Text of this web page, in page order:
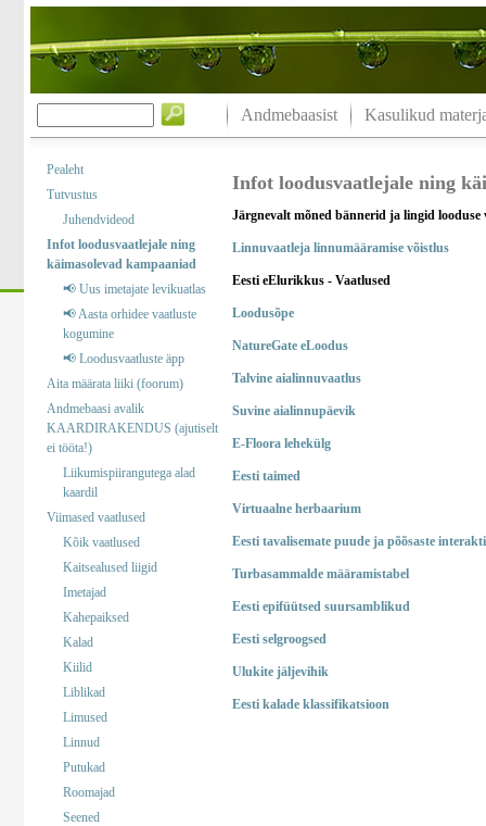
Andmebaasist Kasulikud
Pealeht
Tutvustus
Juhendvideod
Infot loodusvaatlejale ning
käimasolevad kampaaniad
📢 Uus imetajate levikuatlas
📢 Aasta orhidee vaatluste
kogumine
📢 Loodusvaatluste äpp
Aita määrata liiki (foorum)
Andmebaasi avalik
KAARDIRAKENDUS (ajutiselt
ei tööta!)
Liikumispiirangutega alad
kaardil
Viimased vaatlused
Kõik vaatlused
Kaitsealused liigid
Imetajad
Kahepaiksed
Kalad
Kiilid
Liblikad
Limused
Linnud
Putukad
Roomajad
Seened
Infot loodusvaatlejale ning
Järgnevalt mõned bännerid ja lingid looduse
Linnuvaatleja linnumääramise võistlus
Eesti eElurikkus - Vaatlused
Loodusõpe
NatureGate eLoodus
Talvine aialinnuvaatlus
Suvine aialinnupäevik
E-Floora lehekülg
Eesti taimed
Virtuaalne herbaarium
Eesti tavalisemate puude ja põõsaste
Turbasammalde määramistabel
Eesti epifüütsed suursamblikud
Eesti selgroogsed
Ulukite jäljevihik
Eesti kalade klassifikatsioon